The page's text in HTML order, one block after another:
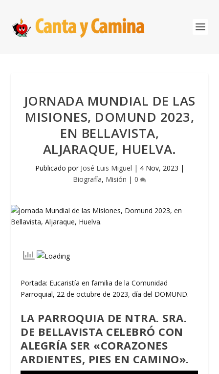
JORNADA MUNDIAL DE LAS
MISIONES, DOMUND 2023,
EN BELLAVISTA,
ALJARAQUE, HUELVA.
Publicado por José Luis Miguel | 4 Nov, 2023 |
Biografía, Misión | 0
Portada: Eucaristía en familia de la Comunidad
Parroquial, 22 de octubre de 2023, día del DOMUND.
LA PARROQUIA DE NTRA. SRA.
DE BELLAVISTA CELEBRÓ CON
ALEGRÍA SER «CORAZONES
ARDIENTES, PIES EN CAMINO».